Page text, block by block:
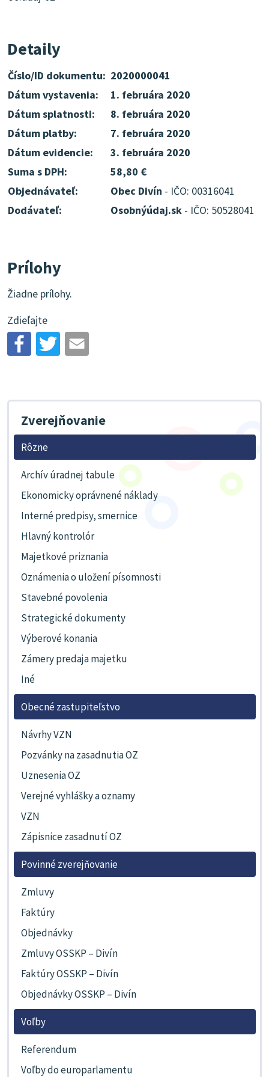
Detaily
Číslo/ID dokumentu: 2020000041
Dátum vystavenia:
1. februára 2020
Dátum splatnosti:
8. februára 2020
Dátum platby:
7. februára 2020
Dátum evidencie:
3. februára 2020
Suma s DPH:
58,80 €
Objednávateľ:
Obec Divín - IČO: 00316041
Dodávateľ:
Osobnýúdaj.sk - IČO: 50528041
Prílohy
Žiadne prílohy.
Zdieľajte
Zverejňovanie
Rôzne
Archív úradnej tabule
Ekonomicky oprávnené náklady
Interné predpisy, smernice
Hlavný kontrolór
Majetkové priznania
Oznámenia o uložení písomnosti
Stavebné povolenia
Strategické dokumenty
Výberové konania
Zámery predaja majetku
Iné
Obecné zastupiteľstvo
Návrhy VZN
Pozvánky na zasadnutia OZ
Uznesenia OZ
Verejné vyhlášky a oznamy
VZN
Zápisnice zasadnutí OZ
Povinné zverejňovanie
Zmluvy
Faktúry
Objednávky
Zmluvy OSSKP – Divín
Faktúry OSSKP – Divín
Objednávky OSSKP – Divín
Voľby
Referendum
Voľby do europarlamentu